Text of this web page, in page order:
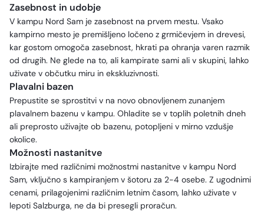
Zasebnost in udobje
V kampu Nord Sam je zasebnost na prvem mestu. Vsako
kampirno mesto je premišljeno ločeno z grmičevjem in drevesi,
kar gostom omogoča zasebnost, hkrati pa ohranja varen razmik
od drugih. Ne glede na to, ali kampirate sami ali v skupini, lahko
uživate v občutku miru in ekskluzivnosti.
Plavalni bazen
Prepustite se sprostitvi v na novo obnovljenem zunanjem
plavalnem bazenu v kampu. Ohladite se v toplih poletnih dneh
ali preprosto uživajte ob bazenu, potopljeni v mirno vzdušje
okolice.
Možnosti nastanitve
Izbirajte med različnimi možnostmi nastanitve v kampu Nord
Sam, vključno s kampiranjem v šotoru za 2-4 osebe. Z ugodnimi
cenami, prilagojenimi različnim letnim časom, lahko uživate v
lepoti Salzburga, ne da bi presegli proračun.